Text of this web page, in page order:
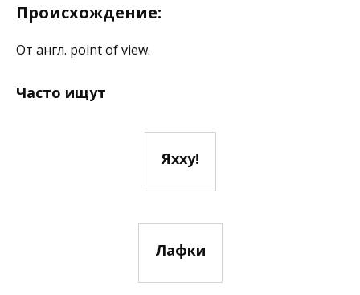
Происхождение:
От англ. point of view.
Часто ищут
Яхху!
Лафки